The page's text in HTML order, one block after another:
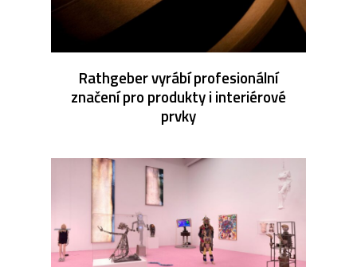
Rathgeber vyrábí profesionální
značení pro produkty i interiérové
prvky